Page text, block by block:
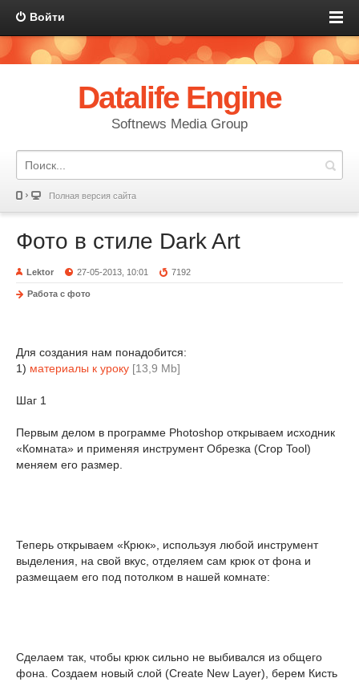
Войти
Datalife Engine
Softnews Media Group
Полная версия сайта
Фото в стиле Dark Art
Lektor 27-05-2013, 10:01 7192
Работа с фото
Для создания нам понадобится:
1) материалы к уроку [13,9 Mb]
Шаг 1
Первым делом в программе Photoshop открываем исходник
«Комната» и применяя инструмент Обрезка (Crop Tool)
меняем его размер.
Теперь открываем «Крюк», используя любой инструмент
выделения, на свой вкус, отделяем сам крюк от фона и
размещаем его под потолком в нашей комнате:
Сделаем так, чтобы крюк сильно не выбивался из общего
фона. Создаем новый слой (Create New Layer), берем Кисть